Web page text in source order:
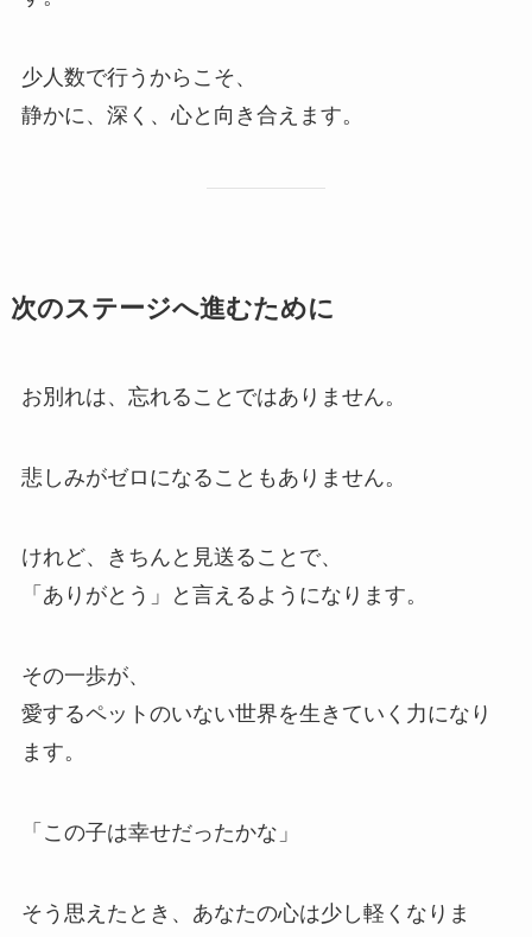
少人数で行うからこそ、
静かに、深く、心と向き合えます。
次の​ステージへ​進むために
お別れは、忘れることではありません。
悲しみがゼロになることもありません。
けれど、きちんと見送ることで、
「ありがとう」と言えるようになります。
その一歩が、
愛するペットのいない世界を生きていく力になり
ます。
「この子は幸せだったかな」
そう思えたとき、あなたの心は少し軽くなりま